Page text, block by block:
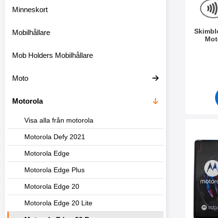
Minneskort
Mobilhållare
Mob Holders Mobilhållare
Moto
Motorola
Visa alla från motorola
Motorola Defy 2021
Motorola Edge
Motorola Edge Plus
Motorola Edge 20
Motorola Edge 20 Lite
Makera full